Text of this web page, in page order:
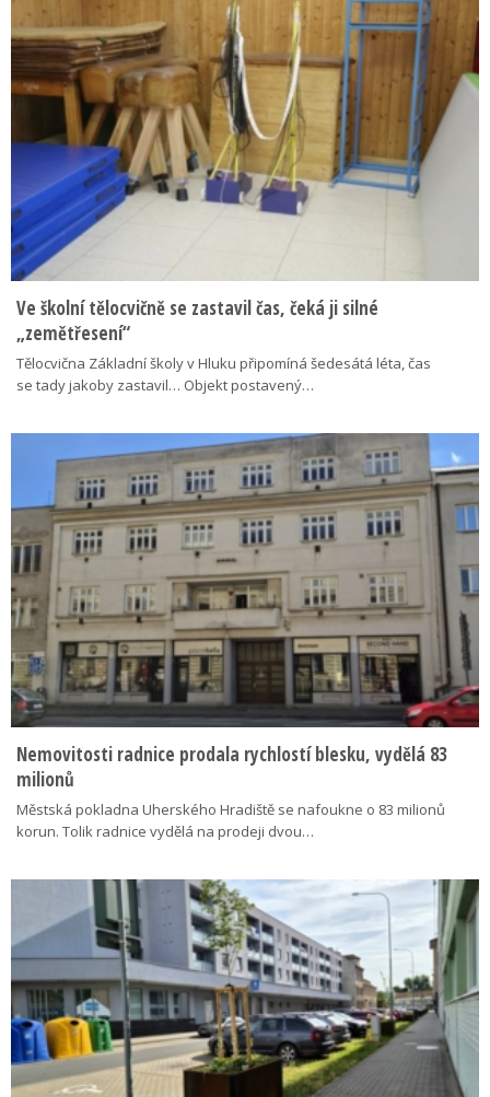
Ve školní tělocvičně se zastavil čas, čeká ji silné
„zemětřesení“
Tělocvična Základní školy v Hluku připomíná šedesátá léta, čas
se tady jakoby zastavil… Objekt postavený…
Nemovitosti radnice prodala rychlostí blesku, vydělá 83
milionů
Městská pokladna Uherského Hradiště se nafoukne o 83 milionů
korun. Tolik radnice vydělá na prodeji dvou…